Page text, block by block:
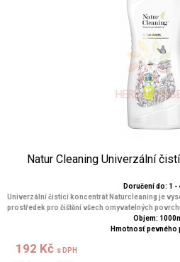
Natur Cleaning Univerzální
Doručení do: 1 -
Univerzální čistící koncentrát Naturcleaning je
prostředek pro čištění všech omyvatelných
Objem:
Hmotnosť pevného
192 Kč s DPH